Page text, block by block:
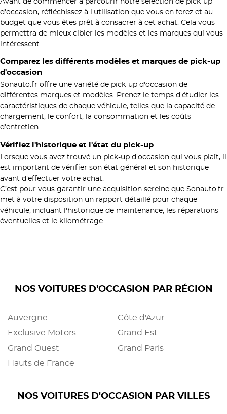
d'occasion, réfléchissez à l'utilisation que vous en ferez et au
budget que vous êtes prêt à consacrer à cet achat. Cela vous
permettra de mieux cibler les modèles et les marques qui vous
intéressent.
Comparez les différents modèles et marques de pick-up
d'occasion
Sonauto.fr offre une variété de pick-up d'occasion de
différentes marques et modèles. Prenez le temps d'étudier les
caractéristiques de chaque véhicule, telles que la capacité de
chargement, le confort, la consommation et les coûts
d'entretien.
Vérifiez l'historique et l'état du pick-up
Lorsque vous avez trouvé un pick-up d'occasion qui vous plaît, il
est important de vérifier son état général et son historique
avant d’effectuer votre achat.
C’est pour vous garantir une acquisition sereine que Sonauto.fr
met à votre disposition un rapport détaillé pour chaque
véhicule, incluant l'historique de maintenance, les réparations
éventuelles et le kilométrage.
NOS VOITURES D'OCCASION PAR RÉGION
Auvergne
Côte d'Azur
Exclusive Motors
Grand Est
Grand Ouest
Grand Paris
Hauts de France
NOS VOITURES D'OCCASION PAR VILLES